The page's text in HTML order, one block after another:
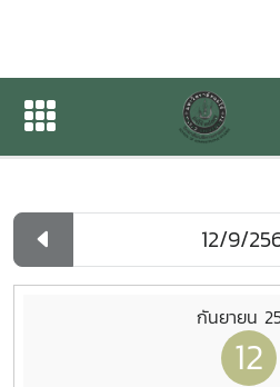
ปฏิทินกิจกรรมขอ
ปฏิทินกิจกรรมของหน่วยงาน
กันยายน
12